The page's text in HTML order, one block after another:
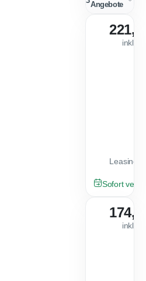
Angebote
NEU
inkl.
Sofort
inkl.